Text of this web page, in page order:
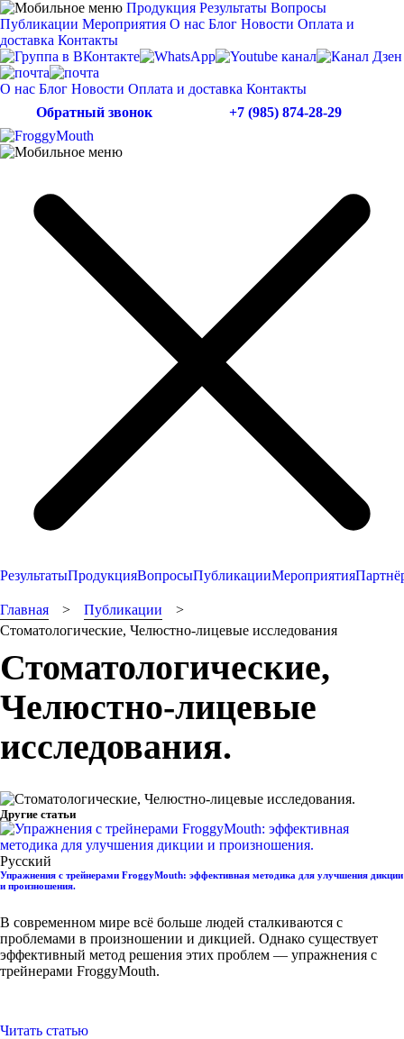
Продукция Результаты Вопросы
Публикации Мероприятия О нас Блог Новости Оплата и
доставка Контакты
О нас Блог Новости Оплата и доставка Контакты
Обратный звонок
+7 (985) 874-28-29
РезультатыПродукцияВопросыПубликацииМероприятия
Главная
Публикации
Стоматологические, Челюстно-лицевые исследования
Стоматологические,
Челюстно-лицевые
исследования.
Другие статьи
Русский
Упражнения с трейнерами FroggyMouth: эффективная методика для улучшения дикции
и произношения.
В современном мире всё больше людей сталкиваются с
проблемами в произношении и дикцией. Однако существует
эффективный метод решения этих проблем — упражнения с
трейнерами FroggyMouth.
Читать статью